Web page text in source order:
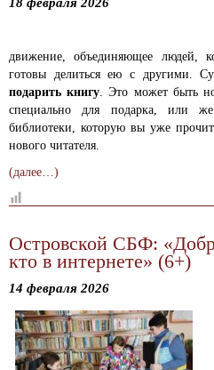
18 февраля 2026
движение, объединяющее людей,
готовы делиться ею с другими.
подарить книгу. Это может быть
специально для подарка, или
библиотеки, которую вы уже
нового читателя.
(далее…)
Островской СБФ:
кто в интернете» (6+)
14 февраля 2026